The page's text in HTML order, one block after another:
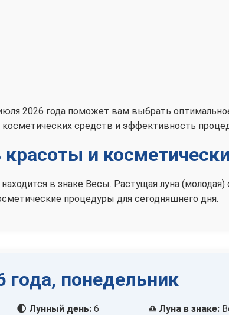
2026 года поможет вам выбрать
средств и эффективность
и
в знаке Весы. Растущая луна
процедуры для сегодняшнего дня.
года, понедельник
🌓 Лунный день:6 ♎ Луна в знаке: